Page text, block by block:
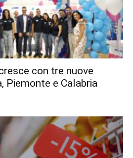
con tre nuove
Piemonte e Calabria